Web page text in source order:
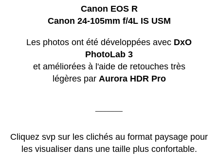
Canon EOS R
Canon 24-105mm f/4L IS USM
Les photos ont été développées avec DxO
PhotoLab 3
et améliorées à l'aide de retouches très
légères par Aurora HDR Pro
Cliquez svp sur les clichés au format paysage pour
les visualiser dans une taille plus confortable.